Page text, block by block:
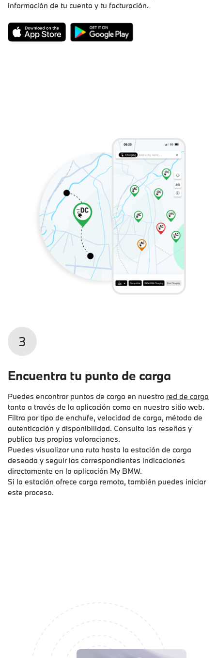
información de tu cuenta y tu facturación.
3
Encuentra tu punto de carga
Puedes encontrar puntos de carga en nuestra red de carga
tanto a través de la aplicación como en nuestro sitio web.
Filtra por tipo de enchufe, velocidad de carga, método de
autenticación y disponibilidad. Consulta las reseñas y
publica tus propias valoraciones.
Puedes visualizar una ruta hasta la estación de carga
deseada y seguir las correspondientes indicaciones
directamente en la aplicación My BMW.
Si la estación ofrece carga remota, también puedes iniciar
este proceso.